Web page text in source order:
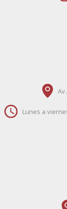
Lunes a